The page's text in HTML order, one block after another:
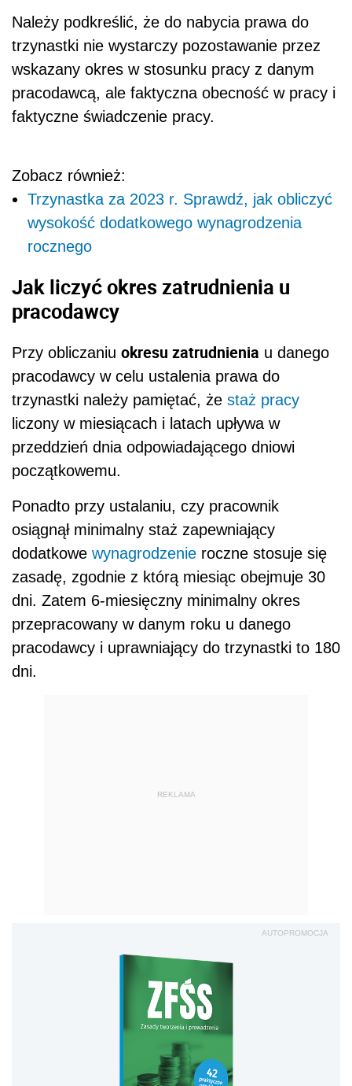
Należy podkreślić, że do nabycia prawa do
trzynastki nie wystarczy pozostawanie przez
wskazany okres w stosunku pracy z danym
pracodawcą, ale faktyczna obecność w pracy i
faktyczne świadczenie pracy.
Zobacz również:
Trzynastka za 2023 r. Sprawdź, jak obliczyć
wysokość dodatkowego wynagrodzenia
rocznego
Jak liczyć okres zatrudnienia u
pracodawcy
Przy obliczaniu okresu zatrudnienia u danego
pracodawcy w celu ustalenia prawa do
trzynastki należy pamiętać, że staż pracy
liczony w miesiącach i latach upływa w
przeddzień dnia odpowiadającego dniowi
początkowemu.
Ponadto przy ustalaniu, czy pracownik
osiągnął minimalny staż zapewniający
dodatkowe wynagrodzenie roczne stosuje się
zasadę, zgodnie z którą miesiąc obejmuje 30
dni. Zatem 6-miesięczny minimalny okres
przepracowany w danym roku u danego
pracodawcy i uprawniający do trzynastki to 180
dni.
REKLAMA
AUTOPROMOCJA